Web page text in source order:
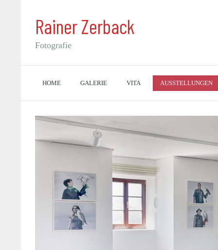
Rainer Zerback
Fotografie
HOME GALERIE VITA AUSSTELLUNGEN